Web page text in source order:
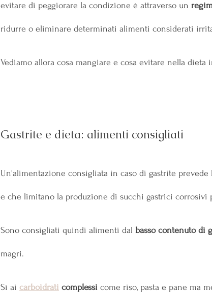
evitare di peggiorare la condizione è attraverso un
ridurre o eliminare determinati alimenti considerati
Vediamo allora cosa mangiare e cosa evitare nella dieta
Gastrite e dieta: alimenti consigliati
Un'alimentazione consigliata in caso di gastrite prevede
e che limitano la produzione di succhi gastrici corrosivi
Sono consigliati quindi alimenti dal basso contenuto di
magri.
Sì ai carboidrati complessi come riso, pasta e pane ma